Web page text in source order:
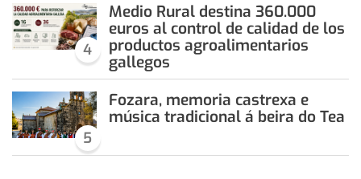
4
Medio Rural destina 360.000
euros al control de calidad de los
productos agroalimentarios
gallegos
5
Fozara, memoria castrexa e
música tradicional á beira do Tea